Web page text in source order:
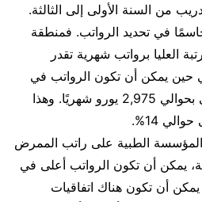
من السنة الأولى إلى الثالثة.
في تحديد الرواتب. فمنطقة
العليا برواتب شهرية تقدر
يورو، في حين يمكن أن تكون الرواتب في
ولاية ساكسونيا هي الأدنى بحوالي 2,975 يورو شهريًا. وهذا
14%.
الطبية على راتب الممرض
يمكن أن تكون الرواتب أعلى في
أن تكون هناك اتفاقيات